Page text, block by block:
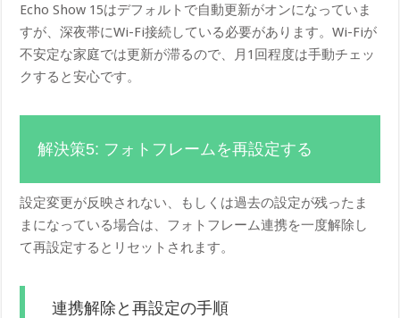
Echo Show 15はデフォルトで自動更新がオンになっていま
すが、深夜帯にWi-Fi接続している必要があります。Wi-Fiが
不安定な家庭では更新が滞るので、月1回程度は手動チェッ
クすると安心です。
解決策5: フォトフレームを再設定する
設定変更が反映されない、もしくは過去の設定が残ったま
まになっている場合は、フォトフレーム連携を一度解除し
て再設定するとリセットされます。
連携解除と再設定の手順